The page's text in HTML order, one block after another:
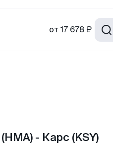
от 17 678 ₽
- Карс (KSY)